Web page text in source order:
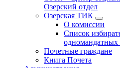
Озерский отдел
Озерская ТИК
О комиссии
Список
одномандатных
Почетные граждане
Книга Почета